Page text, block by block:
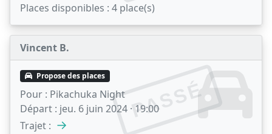
Places disponibles : 4 place(s)
Vincent B.
PASSÉ
Propose des places
Pour : Pikachuka Night
Départ : jeu. 6 juin 2024 · 19:00
Trajet : →